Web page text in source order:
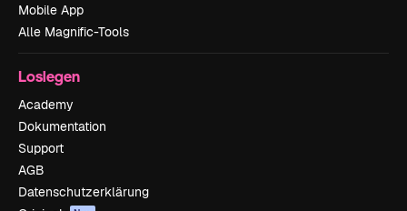
Mobile App
Alle Magnific-Tools
Loslegen
Academy
Dokumentation
Support
AGB
Datenschutzerklärung